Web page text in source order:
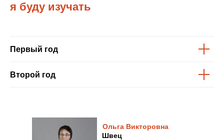
я буду изучать
Первый год
Второй год
Швец
Ольга Викторовна